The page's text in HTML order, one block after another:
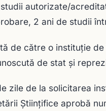
autorizate/
2 ani de studii
de către o instituţie
de stat şi
zile de la solicitarea
Ştiinţifice aprobă